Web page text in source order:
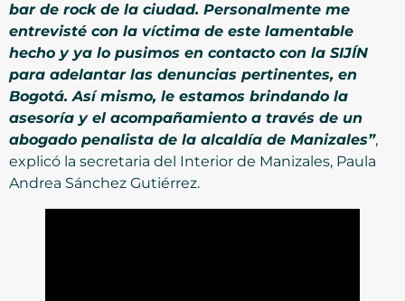
bar de rock de la ciudad. Personalmente me
entrevisté con la víctima de este lamentable
hecho y ya lo pusimos en contacto con la SIJÍN
para adelantar las denuncias pertinentes, en
Bogotá. Así mismo, le estamos brindando la
asesoría y el acompañamiento a través de un
abogado penalista de la alcaldía de Manizales”,
explicó la secretaria del Interior de Manizales, Paula
Andrea Sánchez Gutiérrez.